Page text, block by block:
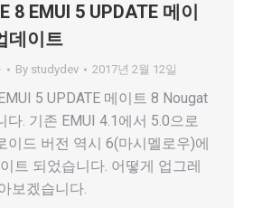
8 EMUI 5 UPDATE 메이
데이트
By studydev 2017년 2월 12일
5 UPDATE 메이트 8 Nougat
다. 기존 EMUI 4.1에서 5.0으로
이드 버전 역시 6(마시멜로우)에
트 되었습니다. 어떻게 업그레
보겠습니다.